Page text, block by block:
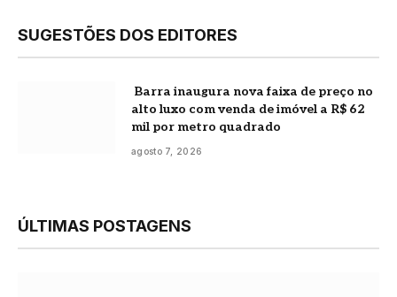
SUGESTÕES DOS EDITORES
Barra inaugura nova faixa de preço no
alto luxo com venda de imóvel a R$ 62
mil por metro quadrado
agosto 7, 2026
ÚLTIMAS POSTAGENS